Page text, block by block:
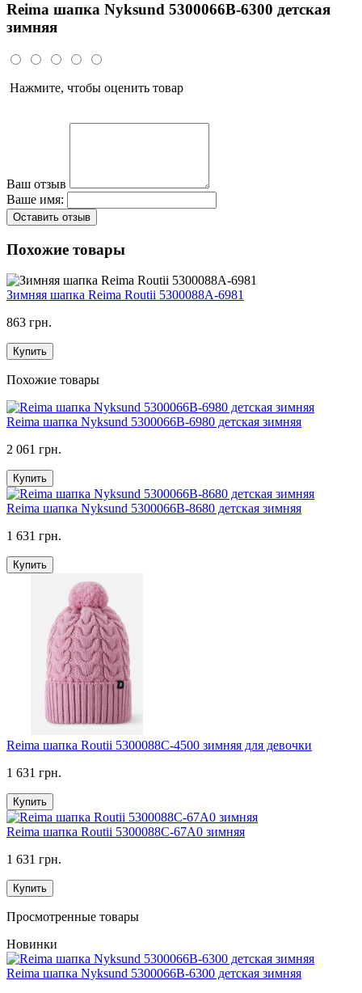
Reima шапка Nyksund 5300066B-6300 детская
зимняя
Нажмите, чтобы оценить товар
Ваш отзыв
Ваше имя:
Оставить отзыв
Похожие товары
Зимняя шапка Reima Routii 5300088A-6981
863 грн.
Купить
Похожие товары
Reima шапка Nyksund 5300066B-6980 детская зимняя
2 061 грн.
Купить
Reima шапка Nyksund 5300066B-8680 детская зимняя
1 631 грн.
Купить
Reima шапка Routii 5300088C-4500 зимняя для девочки
1 631 грн.
Купить
Reima шапка Routii 5300088C-67A0 зимняя
1 631 грн.
Купить
Просмотренные товары
Новинки
Reima шапка Nyksund 5300066B-6300 детская зимняя